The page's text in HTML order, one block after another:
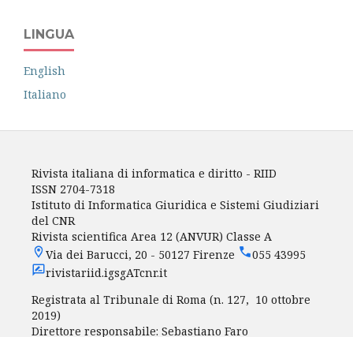
LINGUA
English
Italiano
Rivista italiana di informatica e diritto - RIID
ISSN 2704-7318
Istituto di Informatica Giuridica e Sistemi Giudiziari
del CNR
Rivista scientifica Area 12 (ANVUR) Classe A
Via dei Barucci, 20 - 50127 Firenze
055 43995
rivistariid.igsgATcnr.it
Registrata al Tribunale di Roma (n. 127, 10 ottobre
2019)
Direttore responsabile: Sebastiano Faro